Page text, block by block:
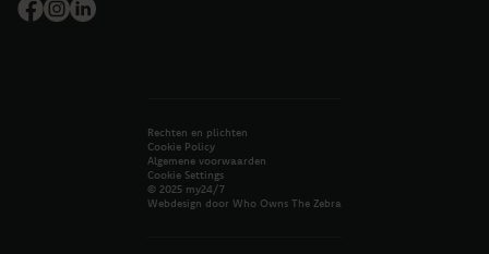
Rechten en plichten
Cookie Policy
Algemene voorwaarden
Cookie Settings
© 2025 my24/7
Webdesign door Who Owns The Zebra